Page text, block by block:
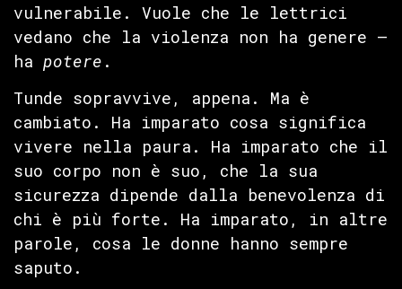
vulnerabile. Vuole che le lettrici
vedano che la violenza non ha genere —
ha potere .
Tunde sopravvive, appena. Ma è
cambiato. Ha imparato cosa significa
vivere nella paura. Ha imparato che il
suo corpo non è suo, che la sua
sicurezza dipende dalla benevolenza di
chi è più forte. Ha imparato, in altre
parole, cosa le donne hanno sempre
saputo.